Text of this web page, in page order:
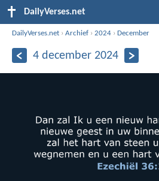
DailyVerses.net
DailyVerses.net ›Archief ›2024 ›December
4 december 2024